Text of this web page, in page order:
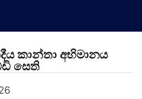
කාන්තා අභිමානය
සෙති